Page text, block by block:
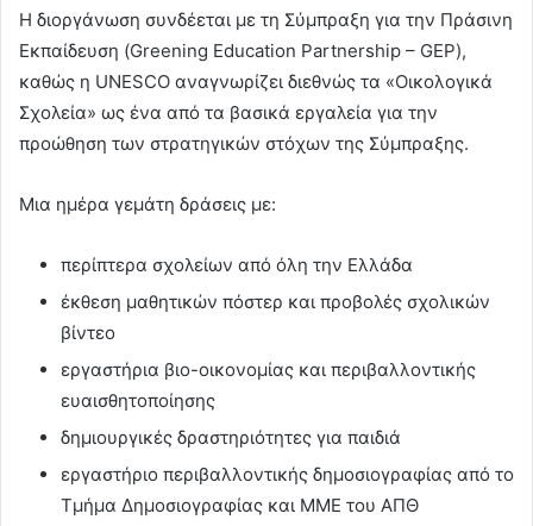
Η διοργάνωση συνδέεται με τη Σύμπραξη για την Πράσινη
Εκπαίδευση (Greening Education Partnership – GEP),
καθώς η UNESCO αναγνωρίζει διεθνώς τα «Οικολογικά
Σχολεία» ως ένα από τα βασικά εργαλεία για την
προώθηση των στρατηγικών στόχων της Σύμπραξης.
Μια ημέρα γεμάτη δράσεις με:
περίπτερα σχολείων από όλη την Ελλάδα
έκθεση μαθητικών πόστερ και προβολές σχολικών
βίντεο
εργαστήρια βιο-οικονομίας και περιβαλλοντικής
ευαισθητοποίησης
δημιουργικές δραστηριότητες για παιδιά
εργαστήριο περιβαλλοντικής δημοσιογραφίας από το
Τμήμα Δημοσιογραφίας και ΜΜΕ του ΑΠΘ